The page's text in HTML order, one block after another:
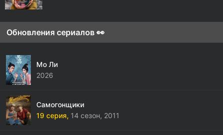
Обновления сериалов 👀
Мо Ли
2026
Самогонщики
19 серия, 14 сезон, 2011